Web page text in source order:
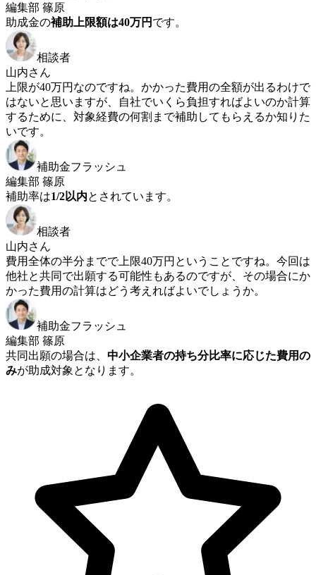
編集部 篠原
助成金の補助上限額は40万円 です。
相談者
山内さん
上限が40万円なのですね。かかった費用の全額が出るわけで
はないと思いますが、自社でいくら負担すればよいのか計算
するために、対象経費の何割まで補助してもらえるか知りた
いです。
補助金フラッシュ
編集部 篠原
補助率は1/2以内とされています。
相談者
山内さん
費用全体の半分までで上限40万円ということですね。今回は
他社と共同で出願する可能性もあるのですが、その場合にか
かった費用の計算はどう考えればよいでしょうか。
補助金フラッシュ
編集部 篠原
共同出願の場合は、 中小企業者の持ち分比率に応じた費用の
みが助成対象となります。